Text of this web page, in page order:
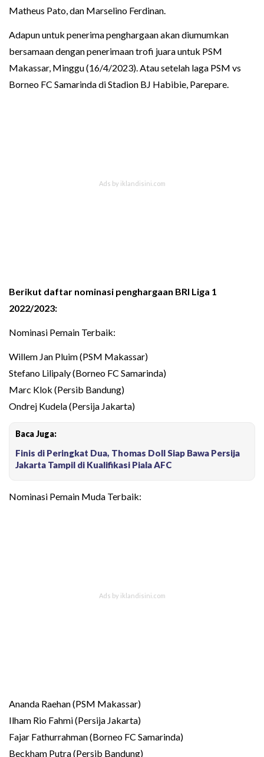
Matheus Pato, dan Marselino Ferdinan.
Adapun untuk penerima penghargaan akan diumumkan
bersamaan dengan penerimaan trofi juara untuk PSM
Makassar, Minggu (16/4/2023). Atau setelah laga PSM vs
Borneo FC Samarinda di Stadion BJ Habibie, Parepare.
Berikut daftar nominasi penghargaan BRI Liga 1
2022/2023:
Nominasi Pemain Terbaik:
Willem Jan Pluim (PSM Makassar)
Stefano Lilipaly (Borneo FC Samarinda)
Marc Klok (Persib Bandung)
Ondrej Kudela (Persija Jakarta)
Baca Juga:
Finis di Peringkat Dua, Thomas Doll Siap Bawa Persija
Jakarta Tampil di Kualifikasi Piala AFC
Nominasi Pemain Muda Terbaik:
Ananda Raehan (PSM Makassar)
Ilham Rio Fahmi (Persija Jakarta)
Fajar Fathurrahman (Borneo FC Samarinda)
Beckham Putra (Persib Bandung)